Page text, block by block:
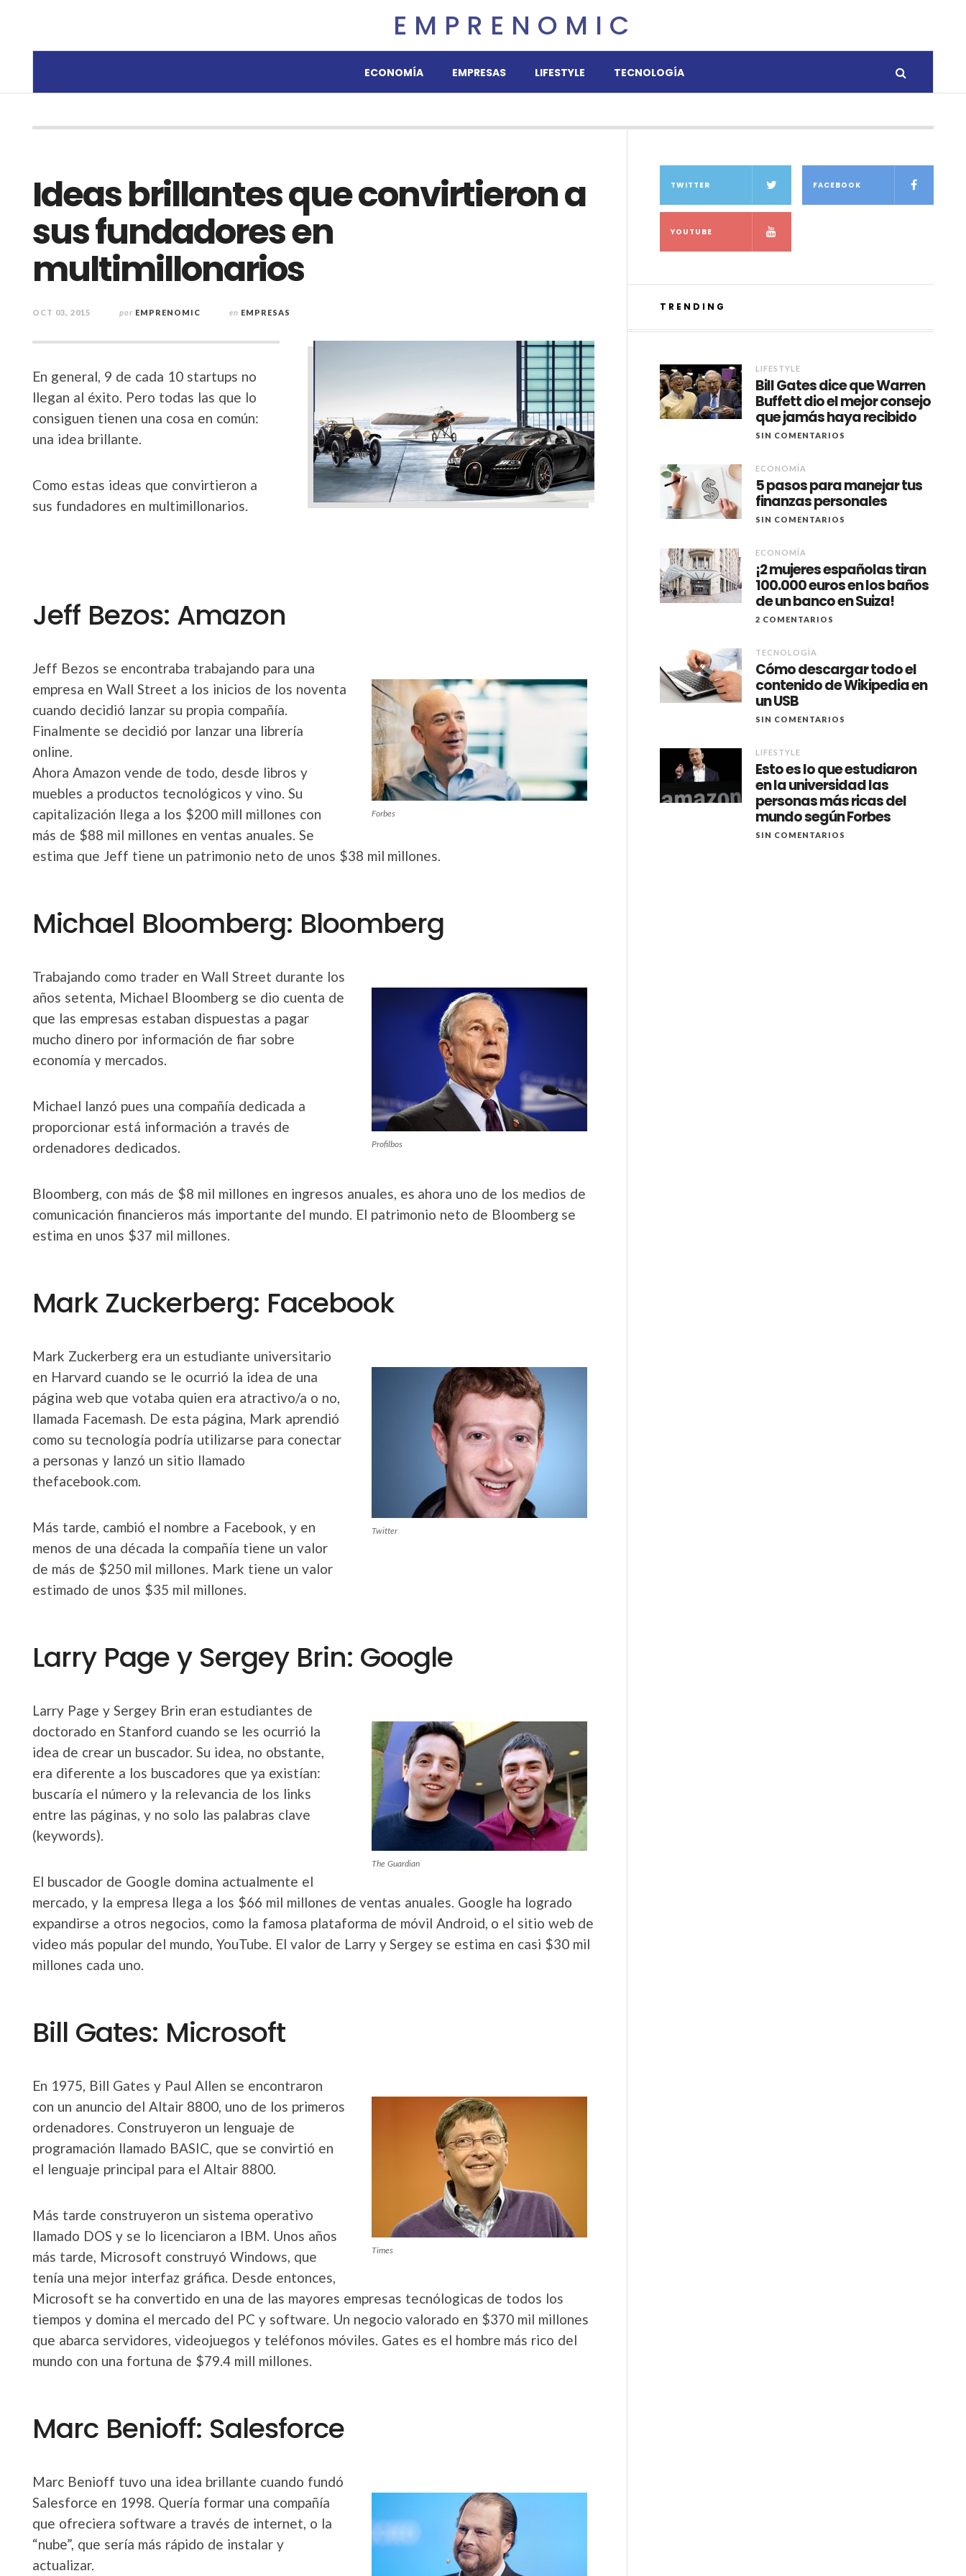
EMPRENOMIC
ECONOMÍA EMPRESAS LIFESTYLE TECNOLOGÍA
Ideas brillantes que convirtieron a
sus fundadores en
multimillonarios
OCT 03, 2015 por EMPRENOMIC en EMPRESAS
En general, 9 de cada 10 startups no
llegan al éxito. Pero todas las que lo
consiguen tienen una cosa en común:
una idea brillante.
Como estas ideas que convirtieron a
sus fundadores en multimillonarios.
Jeff Bezos: Amazon
Forbes
Jeff Bezos se encontraba trabajando para una
empresa en Wall Street a los inicios de los noventa
cuando decidió lanzar su propia compañía.
Finalmente se decidió por lanzar una librería
online.
Ahora Amazon vende de todo, desde libros y
muebles a productos tecnológicos y vino. Su
capitalización llega a los $200 mill millones con
más de $88 mil millones en ventas anuales. Se
estima que Jeff tiene un patrimonio neto de unos $38 mil millones.
Michael Bloomberg: Bloomberg
Profilbos
Trabajando como trader en Wall Street durante los
años setenta, Michael Bloomberg se dio cuenta de
que las empresas estaban dispuestas a pagar
mucho dinero por información de fiar sobre
economía y mercados.
Michael lanzó pues una compañía dedicada a
proporcionar está información a través de
ordenadores dedicados.
Bloomberg, con más de $8 mil millones en ingresos anuales, es ahora uno de los medios de
comunicación financieros más importante del mundo. El patrimonio neto de Bloomberg se
estima en unos $37 mil millones.
Mark Zuckerberg: Facebook
Twitter
Mark Zuckerberg era un estudiante universitario
en Harvard cuando se le ocurrió la idea de una
página web que votaba quien era atractivo/a o no,
llamada Facemash. De esta página, Mark aprendió
como su tecnología podría utilizarse para conectar
a personas y lanzó un sitio llamado
thefacebook.com.
Más tarde, cambió el nombre a Facebook, y en
menos de una década la compañía tiene un valor
de más de $250 mil millones. Mark tiene un valor
estimado de unos $35 mil millones.
Larry Page y Sergey Brin: Google
The Guardian
Larry Page y Sergey Brin eran estudiantes de
doctorado en Stanford cuando se les ocurrió la
idea de crear un buscador. Su idea, no obstante,
era diferente a los buscadores que ya existían:
buscaría el número y la relevancia de los links
entre las páginas, y no solo las palabras clave
(keywords).
El buscador de Google domina actualmente el
mercado, y la empresa llega a los $66 mil millones de ventas anuales. Google ha logrado
expandirse a otros negocios, como la famosa plataforma de móvil Android, o el sitio web de
video más popular del mundo, YouTube. El valor de Larry y Sergey se estima en casi $30 mil
millones cada uno.
Bill Gates: Microsoft
Times
En 1975, Bill Gates y Paul Allen se encontraron
con un anuncio del Altair 8800, uno de los primeros
ordenadores. Construyeron un lenguaje de
programación llamado BASIC, que se convirtió en
el lenguaje principal para el Altair 8800.
Más tarde construyeron un sistema operativo
llamado DOS y se lo licenciaron a IBM. Unos años
más tarde, Microsoft construyó Windows, que
tenía una mejor interfaz gráfica. Desde entonces,
Microsoft se ha convertido en una de las mayores empresas tecnólogicas de todos los
tiempos y domina el mercado del PC y software. Un negocio valorado en $370 mil millones
que abarca servidores, videojuegos y teléfonos móviles. Gates es el hombre más rico del
mundo con una fortuna de $79.4 mill millones.
Marc Benioff: Salesforce
Marc Benioff tuvo una idea brillante cuando fundó
Salesforce en 1998. Quería formar una compañía
que ofreciera software a través de internet, o la
“nube”, que sería más rápido de instalar y
actualizar.
TWITTER FACEBOOK
YOUTUBE
TRENDING
LIFESTYLE
Bill Gates dice que Warren
Buffett dio el mejor consejo
que jamás haya recibido
SIN COMENTARIOS
ECONOMÍA
5 pasos para manejar tus
finanzas personales
SIN COMENTARIOS
ECONOMÍA
¡2 mujeres españolas tiran
100.000 euros en los baños
de un banco en Suiza!
2 COMENTARIOS
TECNOLOGÍA
Cómo descargar todo el
contenido de Wikipedia en
un USB
SIN COMENTARIOS
LIFESTYLE
Esto es lo que estudiaron
en la universidad las
personas más ricas del
mundo según Forbes
SIN COMENTARIOS